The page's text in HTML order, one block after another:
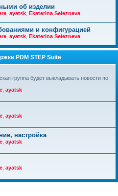
об изделии
ayatsk Ekaterina Selezneva
и конфигурацией
ayatsk Ekaterina Selezneva
PDM STEP Suite
группа будет выкладывать новости по
ayatsk
ayatsk
настройка
ayatsk
ayatsk